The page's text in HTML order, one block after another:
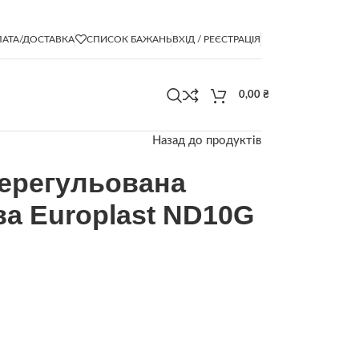
ДОСТАВКА СПИСОК БАЖАНЬВХІД / РЕЄСТРАЦІЯ
0,00 ₴
Назад до продуктів
Europlast ND10G